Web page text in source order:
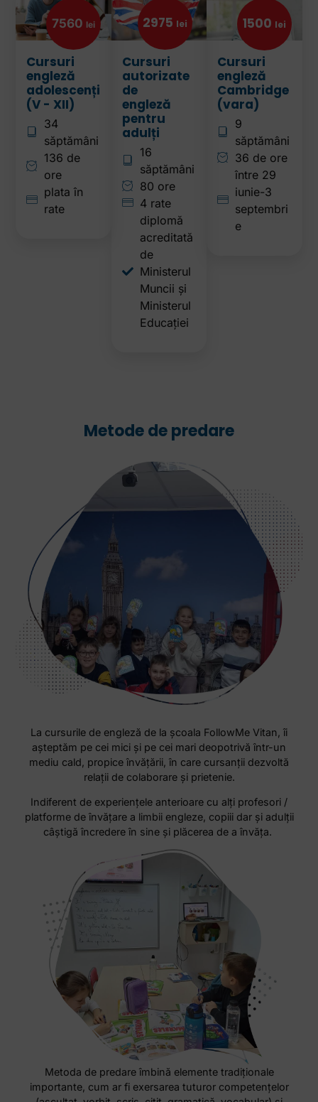
7560 lei
Cursuri
engleză
adolescenți
(V - XII)
34
săptămâni
136 de
ore
plata în
rate
2975 lei
Cursuri
autorizate
de
engleză
pentru
adulți
16
săptămâni
80 ore
4 rate
diplomă
acreditată
de
Ministerul
Muncii și
Ministerul
Educației
1500 lei
Cursuri
engleză
Cambridge
(vara)
9
săptămâni
36 de ore
între 29
iunie-3
septembri
e
Metode de predare
La cursurile de engleză de la școala FollowMe Vitan, îi
așteptăm pe cei mici și pe cei mari deopotrivă într-un
mediu cald, propice învățării, în care cursanții dezvoltă
relații de colaborare și prietenie.
Indiferent de experiențele anterioare cu alți profesori /
platforme de învățare a limbii engleze, copiii dar și adulții
câștigă încredere în sine și plăcerea de a învăța.
Metoda de predare îmbină elemente tradiționale
importante, cum ar fi exersarea tuturor competențelor